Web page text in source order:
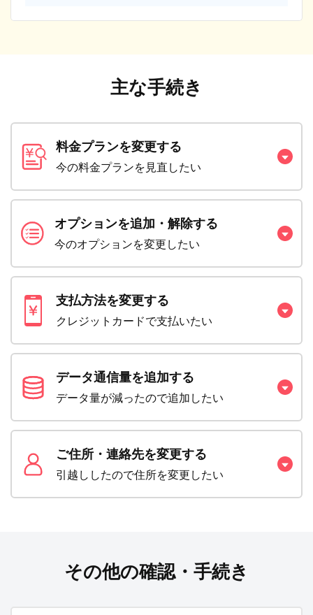
主な手続き
料金プランを変更する
今の料金プランを見直したい
オプションを追加・解除する
今のオプションを変更したい
支払方法を変更する
クレジットカードで支払いたい
データ通信量を追加する
データ量が減ったので追加したい
ご住所・連絡先を変更する
引越ししたので住所を変更したい
その他の確認・手続き